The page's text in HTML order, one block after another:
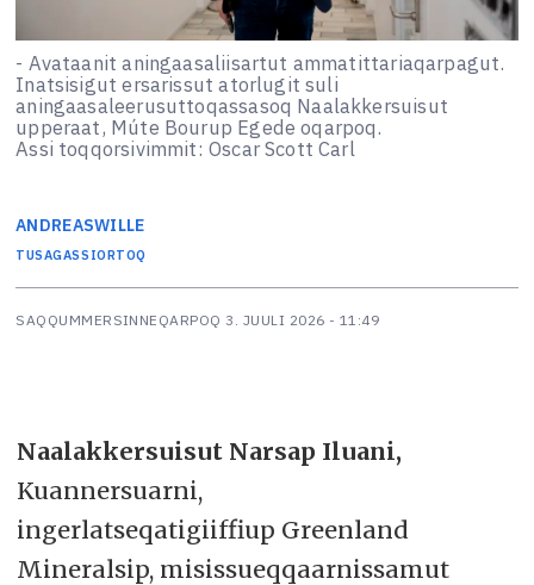
- Avataanit aningaasaliisartut ammatittariaqarpagut.
Inatsisigut ersarissut atorlugit suli
aningaasaleerusuttoqassasoq Naalakkersuisut
upperaat, Múte Bourup Egede oqarpoq.
Assi toqqorsivimmit: Oscar Scott Carl
ANDREASWILLE
TUSAGASSIORTOQ
SAQQUMMERSINNEQARPOQ 3. JUULI 2026 - 11:49
Naalakkersuisut Narsap Iluani,
Kuannersuarni,
ingerlatseqatigiiffiup Greenland
Mineralsip, misissueqqaarnissamut